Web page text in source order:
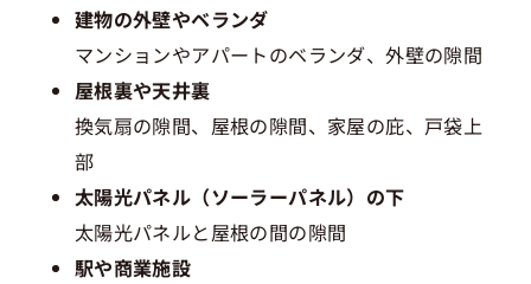
建物の外壁やベランダ
マンションやアパートのベランダ、外壁の隙間
屋根裏や天井裏
換気扇の隙間、屋根の隙間、家屋の庇、戸袋上
部
太陽光パネル（ソーラーパネル）の下
太陽光パネルと屋根の間の隙間
駅や商業施設